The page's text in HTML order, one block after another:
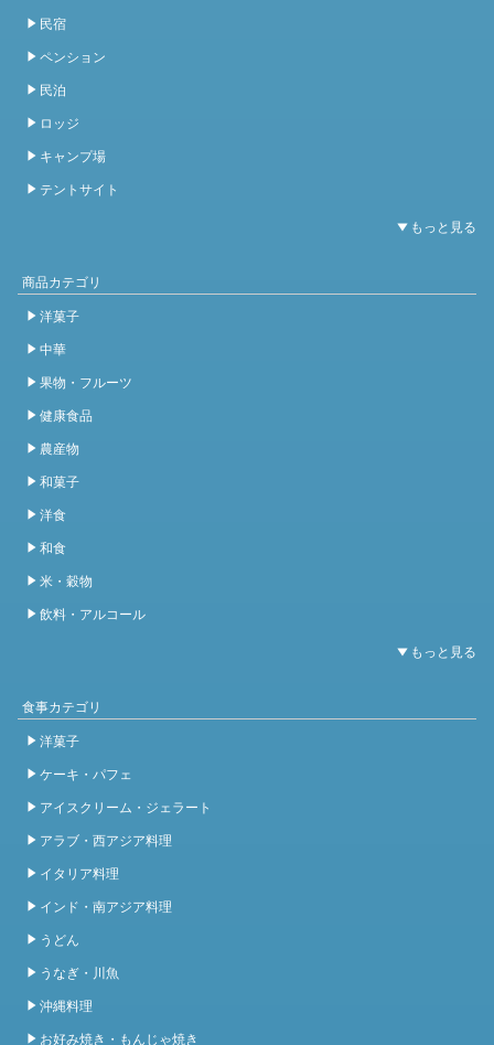
民宿
ペンション
民泊
ロッジ
キャンプ場
テントサイト
商品カテゴリ
洋菓子
中華
果物・フルーツ
健康食品
農産物
和菓子
洋食
和食
米・穀物
飲料・アルコール
食事カテゴリ
洋菓子
ケーキ・パフェ
アイスクリーム・ジェラート
アラブ・西アジア料理
イタリア料理
インド・南アジア料理
うどん
うなぎ・川魚
沖縄料理
お好み焼き・もんじゃ焼き